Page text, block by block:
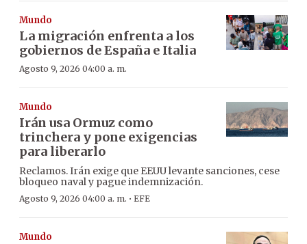
Mundo
La migración enfrenta a los
gobiernos de España e Italia
Agosto 9, 2026 04:00 a. m.
Mundo
Irán usa Ormuz como
trinchera y pone exigencias
para liberarlo
Reclamos. Irán exige que EEUU levante sanciones, cese
bloqueo naval y pague indemnización.
Agosto 9, 2026 04:00 a. m. · EFE
Mundo